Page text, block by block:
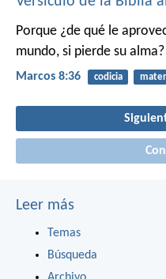
Porque ¿de qué le
mundo, si pierde su alma?
Marcos 8:36 codicia
Leer más
Temas
Búsqueda